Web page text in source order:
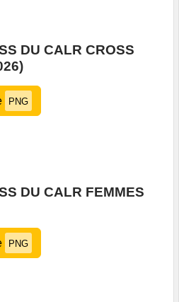
DU CALR CROSS
PNG
DU CALR FEMMES
PNG